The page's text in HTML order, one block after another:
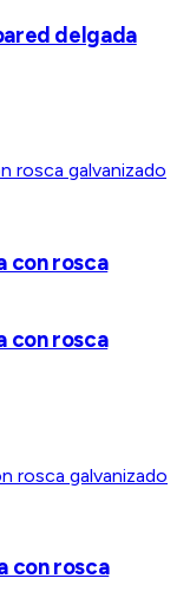
delgada
con rosca
con rosca
con rosca